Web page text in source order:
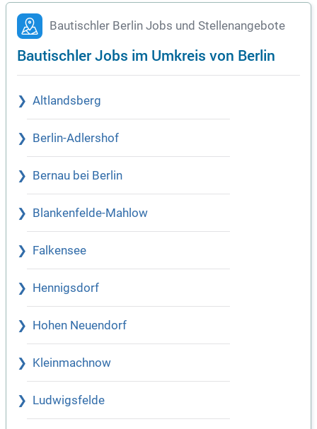
Bautischler Berlin Jobs und Stellenangebote
Bautischler Jobs im Umkreis von Berlin
Altlandsberg
Berlin-Adlershof
Bernau bei Berlin
Blankenfelde-Mahlow
Falkensee
Hennigsdorf
Hohen Neuendorf
Kleinmachnow
Ludwigsfelde